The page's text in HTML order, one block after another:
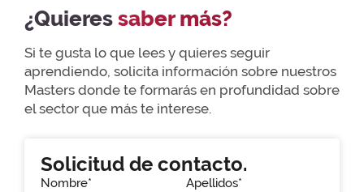
¿Quieressaber más?
Si te gusta lo que lees y quieres seguir
aprendiendo, solicita información sobre nuestros
Masters donde te formarás en profundidad sobre
el sector que más te interese.
Solicitud de contacto.
Nombre* Apellidos*